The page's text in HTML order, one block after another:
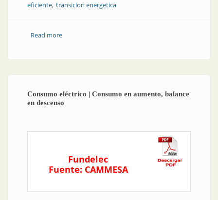
eficiente transicion energetica
Read moreabout Revista AEA | Argentina, desafíos para la meta:
Consumo eléctrico | Consumo en aumento, balance
en descenso
Fundelec
Fuente: CAMMESA